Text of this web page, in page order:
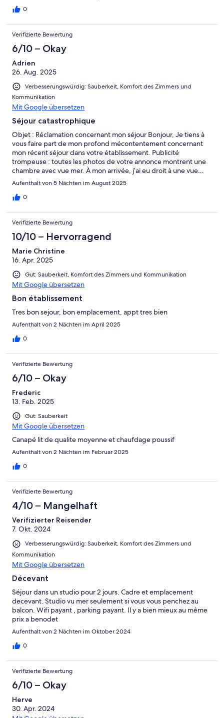
0
Verifizierte Bewertung
6/10 – Okay
Adrien
26. Aug. 2025
Verbesserungswürdig: Sauberkeit, Komfort des Zimmers und
Kommunikation
Mit Google übersetzen
Séjour catastrophique
Objet : Réclamation concernant mon séjour Bonjour, Je tiens à
vous faire part de mon profond mécontentement concernant
mon récent séjour dans votre établissement. Publicité
trompeuse : toutes les photos de votre annonce montrent une
chambre avec vue mer. À mon arrivée, j’ai eu droit à une vue…
sur le parking, ce qui est très loin de ce qui était annoncé.
Propreté et confort : la literie laisse fortement à désirer. J’ai
même des doutes concernant la présence de punaises de lit (un
personne à l’accueil s’est montrée hautaine, fermée à toute
discussion. Lorsque j’ai demandé la fameuse chambre avec vue
mer, la seule réponse a été : « payez un supplément ». Pas
vraiment commerçant, surtout dans ce contexte. En venant
depuis plus de 10 ans en Bretagne, c’est la première fois que je
vis une telle expérience. Je suis extrêmement déçu et considère
que votre établissement pratique une publicité mensongère. Je
vous demande donc un geste commercial en compensation de
ce séjour raté. À défaut, je n’hésiterai pas à partager mon
expérience sur les plateformes d’avis et à saisir les organismes
retour rapide. Cordialement,
Aufenthalt von 5 Nächten im August 2025
0
Verifizierte Bewertung
10/10 – Hervorragend
Marie Christine
16. Apr. 2025
Gut: Sauberkeit, Komfort des Zimmers und Kommunikation
Mit Google übersetzen
Bon établissement
Tres bon sejour, bon emplacement, appt tres bien
Aufenthalt von 2 Nächten im April 2025
0
Verifizierte Bewertung
6/10 – Okay
Frederic
13. Feb. 2025
Gut: Sauberkeit
Mit Google übersetzen
Canapé lit de qualite moyenne et chaufdage poussif
Aufenthalt von 2 Nächten im Februar 2025
0
Verifizierte Bewertung
4/10 – Mangelhaft
Verifizierter Reisender
7. Okt. 2024
Verbesserungswürdig: Sauberkeit, Komfort des Zimmers und
Kommunikation
Mit Google übersetzen
Décevant
Séjour dans un studio pour 2 jours. Cadre et emplacement
decevant. Studio vu mer seulement si vous vous penchez au
balcon. Wifi payant , parking payant. Il y a bien mieux au même
prix a benodet
Aufenthalt von 2 Nächten im Oktober 2024
0
Verifizierte Bewertung
6/10 – Okay
Herve
30. Apr. 2024